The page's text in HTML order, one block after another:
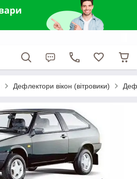
Дефлектори вікон (вітровики)